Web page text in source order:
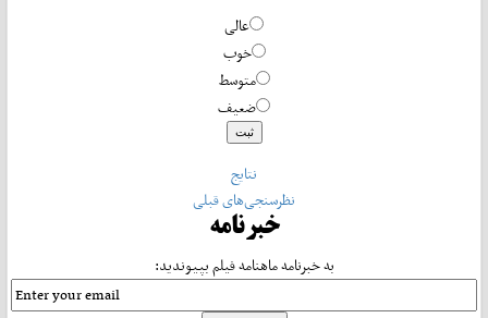
عالی
خوب
متوسط
ضعیف
نتایج
نظرسنجی‌های قبلی
خبرنامه
به خبرنامه ماهنامه فیلم بپیوندید: